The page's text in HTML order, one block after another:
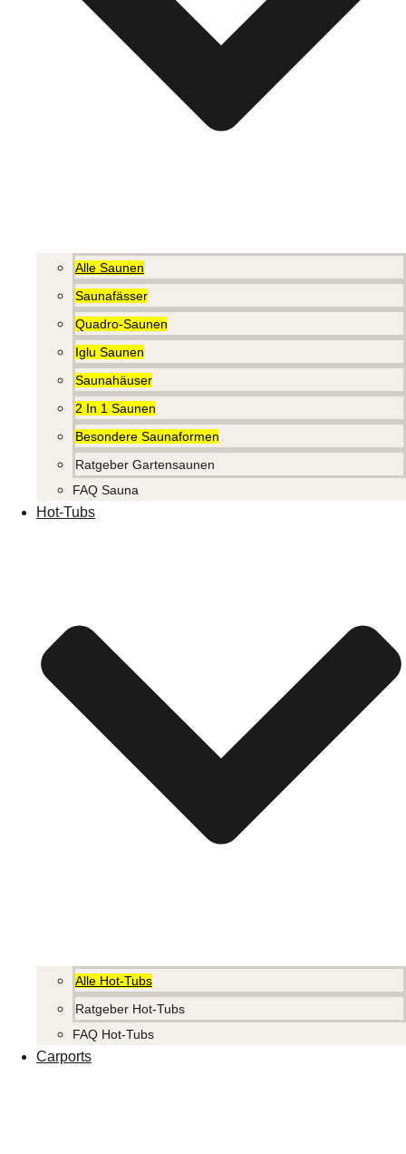
Alle Saunen
Saunafässer
Quadro-Saunen
Iglu Saunen
Saunahäuser
2 In 1 Saunen
Besondere Saunaformen
Ratgeber Gartensaunen
FAQ Sauna
Hot-Tubs
Alle Hot-Tubs
Ratgeber Hot-Tubs
FAQ Hot-Tubs
Carports